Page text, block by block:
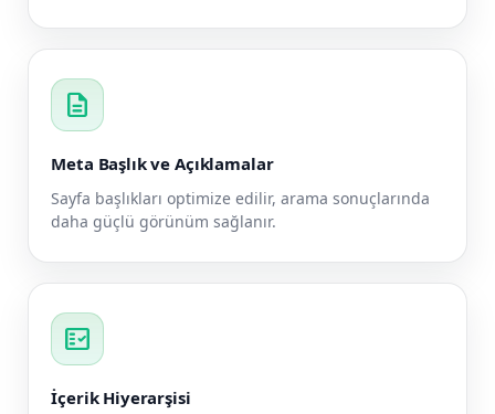
description
Meta Başlık ve Açıklamalar
Sayfa başlıkları optimize edilir, arama sonuçlarında
daha güçlü görünüm sağlanır.
fact_check
İçerik Hiyerarşisi